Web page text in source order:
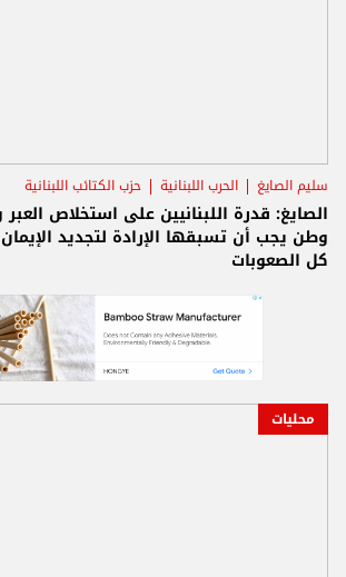
سليم الصايغ الحرب اللبنانية حزب الكتائب اللبنانية
الصايغ: قدرة اللبنانيين على استخلاص
وطن يجب أن تسبقها الإرادة لتجديد
كل الصعوبات
محليات